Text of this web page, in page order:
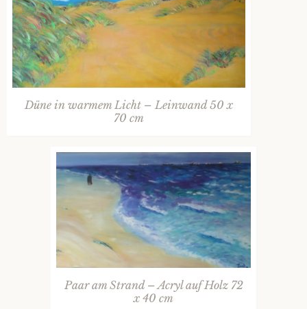
Düne in warmem Licht – Leinwand 50 x
70 cm
Paar am Strand – Acryl auf Holz 72
x 40 cm